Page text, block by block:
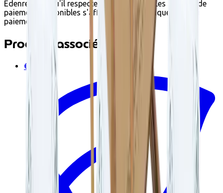
Edenred lorsqu'il respecte les conditions. Les options de
paiement disponibles s'affichent automatiquement au
paiement.
Produits associés
€22.95